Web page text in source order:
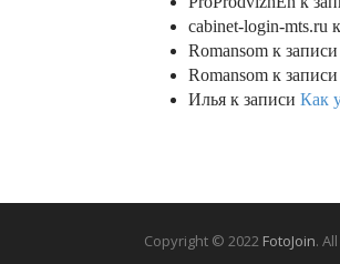
cabinet-login-mts.ru
Romansom к записи
Romansom к записи
Илья к записи Как
Copyright © 2022 FotoJoin.